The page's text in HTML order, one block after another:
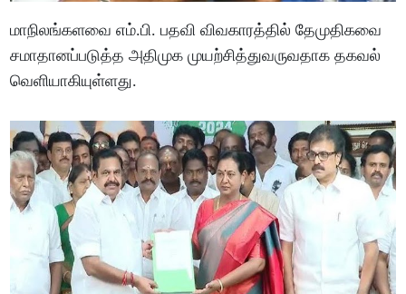
மாநிலங்களவை எம்.பி. பதவி விவகாரத்தில் தேமுதிகவை
சமாதானப்படுத்த அதிமுக முயற்சித்துவருவதாக தகவல்
வெளியாகியுள்ளது.